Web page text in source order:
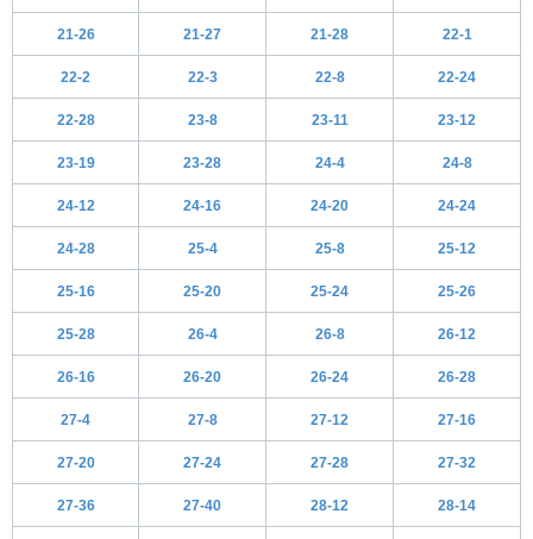
21-26 21-27 21-28 22-1
22-2 22-3 22-8 22-24
22-28 23-8 23-11 23-12
23-19 23-28 24-4 24-8
24-12 24-16 24-20 24-24
24-28 25-4 25-8 25-12
25-16 25-20 25-24 25-26
25-28 26-4 26-8 26-12
26-16 26-20 26-24 26-28
27-4 27-8 27-12 27-16
27-20 27-24 27-28 27-32
27-36 27-40 28-12 28-14